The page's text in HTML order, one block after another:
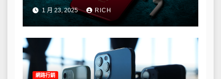
1 月 23, 2025 RICH
網路行銷